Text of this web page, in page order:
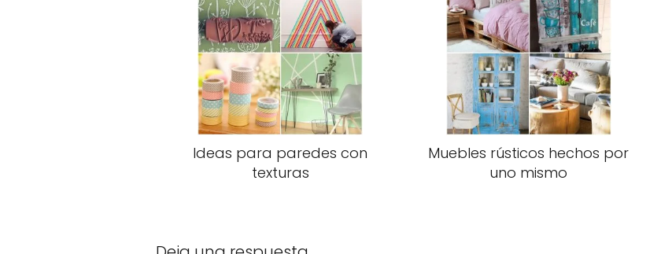
Ideas para paredes con
texturas
Muebles rústicos hechos por
uno mismo